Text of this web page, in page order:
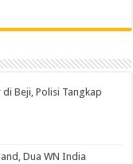
Beji, Polisi Tangkap
Dua WN India